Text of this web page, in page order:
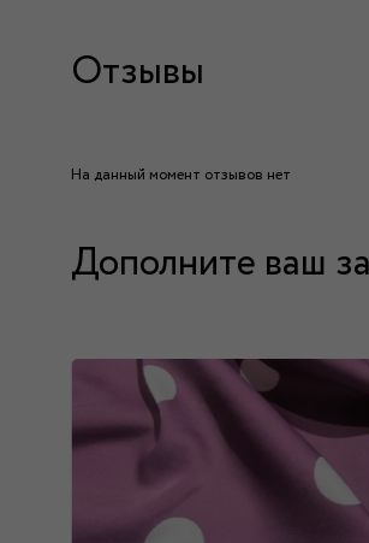
Отзывы
На данный момент отзывов нет
Дополните ваш